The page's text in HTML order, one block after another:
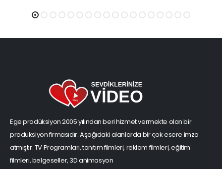
Ege prodüksiyon 2005 yılından beri hizmet vermekte olan bir
produksiyon firmasıdır. Aşağıdaki alanlarda bir çok esere imza
atmıştır. TV Programları, tanıtım filmleri, reklam filmleri, eğitim
filmleri, belgeseller, 3D animasyon